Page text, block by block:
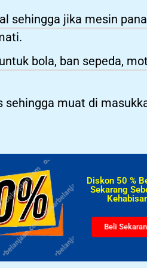
sehingga jika mesin
bola, ban sepeda,
sehingga muat di
Diskon 50 %
Sekarang
Beli